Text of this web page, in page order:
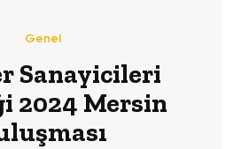
Genel
Sanayicileri
2024 Mersin